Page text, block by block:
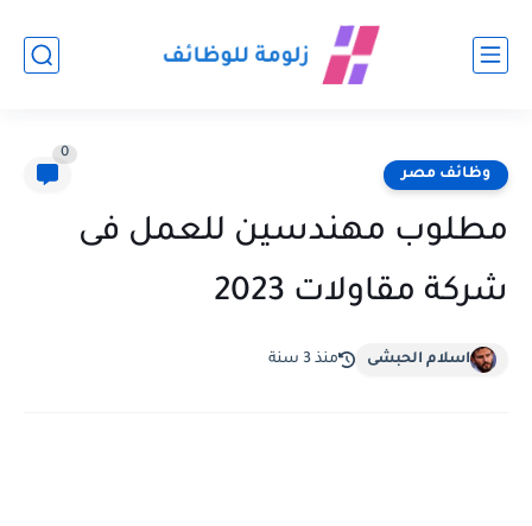
وظائف مصر
0
مطلوب مهندسين للعمل فى
شركة مقاولات 2023
اسلام الحبشى منذ 3 سنة